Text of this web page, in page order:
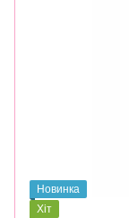
Новинка
Хіт